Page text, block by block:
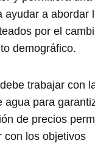
ayudar a abordar
por el
demográfico.
trabajar con
agua para
de precios
con los objetivos